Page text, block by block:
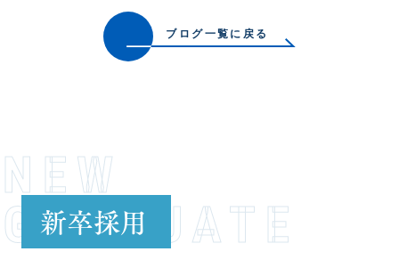
ブログ一覧に戻る
NEW
GRADUATE
新卒採用